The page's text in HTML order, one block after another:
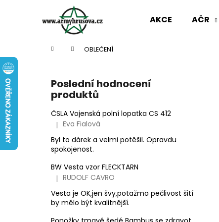
AKCE AČR
Domů OBLEČENÍ
Poslední hodnocení
produktů
ČSLA Vojenská polní lopatka CS 412
Hodnocení produktu je 5 z 5 hvězdiček.
| Eva Fialová
Byl to dárek a velmi potěšil. Opravdu
spokojenost.
BW Vesta vzor FLECKTARN
Hodnocení produktu je 3 z 5 hvězdiček.
| RUDOLF CAVRO
Vesta je OK,jen švy,potažmo pečlivost šití
by mělo být kvalitnější.
k
Zpět
Zpět